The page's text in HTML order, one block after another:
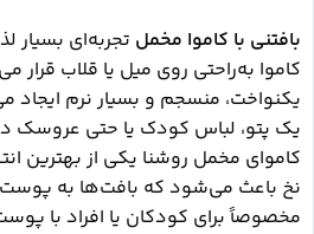
بافتنی با کاموا مخمل تجربه‌ای
کاموا به‌راحتی روی میل یا قلاب قرار
یکنواخت، منسجم و بسیار نرم ایجاد
یک پتو، لباس کودک یا حتی عروسک
کاموای مخمل روشنا یکی از بهترین
نخ باعث می‌شود که بافت‌ها به پوست
مخصوصاً برای کودکان یا افراد با